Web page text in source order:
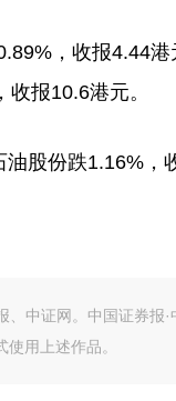
，收报4.44港
报10.6港元。
股份跌1.16%，
、中证网。中国证券报
用上述作品。